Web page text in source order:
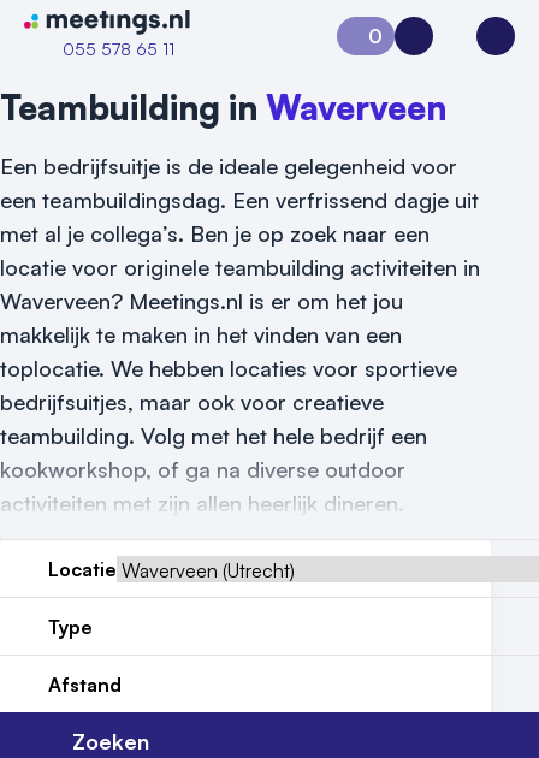
Naar home van Meetings
055 578 65 11
Locatiegids
Meld locatie aan
Nieuws
Reviews (5⭐️)
0
Aanvraag 0Inloggen
Teambuilding in Waverveen
Een bedrijfsuitje is de ideale gelegenheid voor
een teambuildingsdag. Een verfrissend dagje uit
met al je collega’s. Ben je op zoek naar een
locatie voor originele teambuilding activiteiten in
Waverveen? Meetings.nl is er om het jou
makkelijk te maken in het vinden van een
toplocatie. We hebben locaties voor sportieve
bedrijfsuitjes, maar ook voor creatieve
teambuilding. Volg met het hele bedrijf een
kookworkshop, of ga na diverse outdoor
activiteiten met zijn allen heerlijk dineren.
Locatie
Type
Afstand
Zoeken